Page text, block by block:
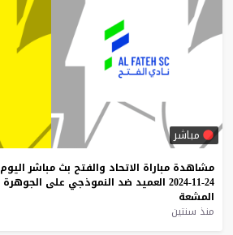
مباشر
مشاهدة مباراة الاتحاد والفتح بث مباشر اليوم
24-11-2024
العميد ضد النموذجي على الجوهرة
المشعة
منذ سنتين